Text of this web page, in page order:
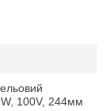
100V, 244мм